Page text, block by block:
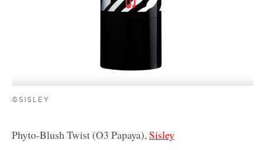
©SISLEY
Phyto-Blush Twist (O3 Papaya),Sisley